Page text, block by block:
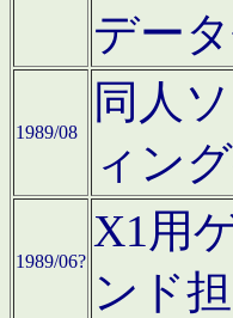
デー
1989/08
同人
ィン
1989/06?
X1用
ンド